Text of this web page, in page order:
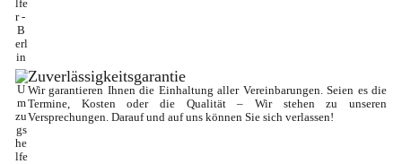
Zuverlässigkeitsgarantie
Wir garantieren Ihnen die Einhaltung aller Vereinbarungen. Seien es die
Termine, Kosten oder die Qualität – Wir stehen zu unseren
Versprechungen. Darauf und auf uns können Sie sich verlassen!